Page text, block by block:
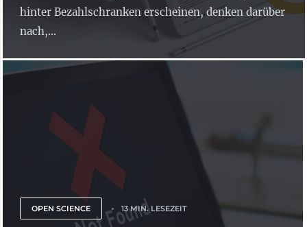
hinter Bezahlschranken erscheinen, denken darüber
nach,...
OPEN SCIENCE 13 MIN. LESEZEIT